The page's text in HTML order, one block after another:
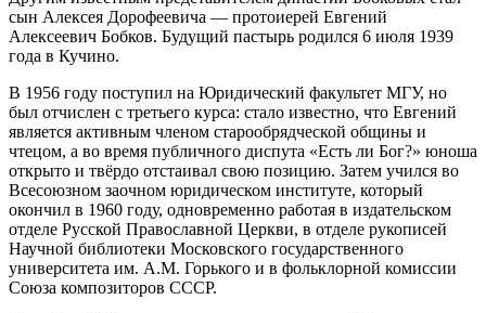
сын Алексея Дорофеевича — протоиерей Евгений
Алексеевич Бобков. Будущий пастырь родился 6 июля 1939
года в Кучино.
В 1956 году поступил на Юридический факультет МГУ, но
был отчислен с третьего курса: стало известно, что Евгений
является активным членом старообрядческой общины и
чтецом, а во время публичного диспута «Есть ли Бог?» юноша
открыто и твёрдо отстаивал свою позицию. Затем учился во
Всесоюзном заочном юридическом институте, который
окончил в 1960 году, одновременно работая в издательском
отделе Русской Православной Церкви, в отделе рукописей
Научной библиотеки Московского государственного
университета им. А.М. Горького и в фольклорной комиссии
Союза композиторов СССР.